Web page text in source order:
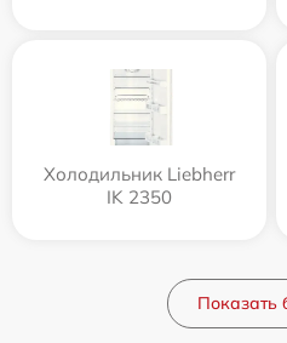
Холодильник Liebherr
IK 2350
Показать